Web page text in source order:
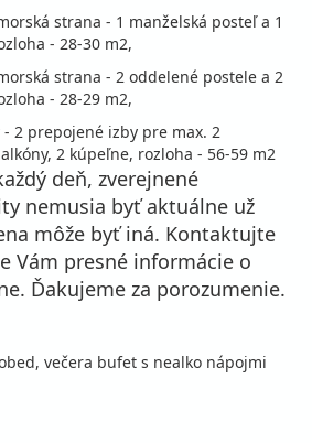
strana - 1 manželská posteľ a 1
- 28-30 m2,
strana - 2 oddelené postele a 2
- 28-29 m2,
2 prepojené izby pre max. 2
2 kúpeľne, rozloha - 56-59 m2
deň, zverejnené
nemusia byť aktuálne už
môže byť iná. Kontaktujte
Vám presné informácie o
Ďakujeme za porozumenie.
večera bufet s nealko nápojmi